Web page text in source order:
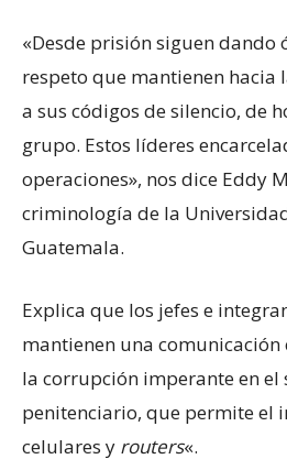
«Desde prisión siguen dando
respeto que mantienen hacia
a sus códigos de silencio, de
grupo. Estos líderes
operaciones», nos dice Eddy
criminología de la
Guatemala.
Explica que los jefes e
mantienen una comunicación
la corrupción imperante en el
penitenciario, que permite el
celulares y routers«.